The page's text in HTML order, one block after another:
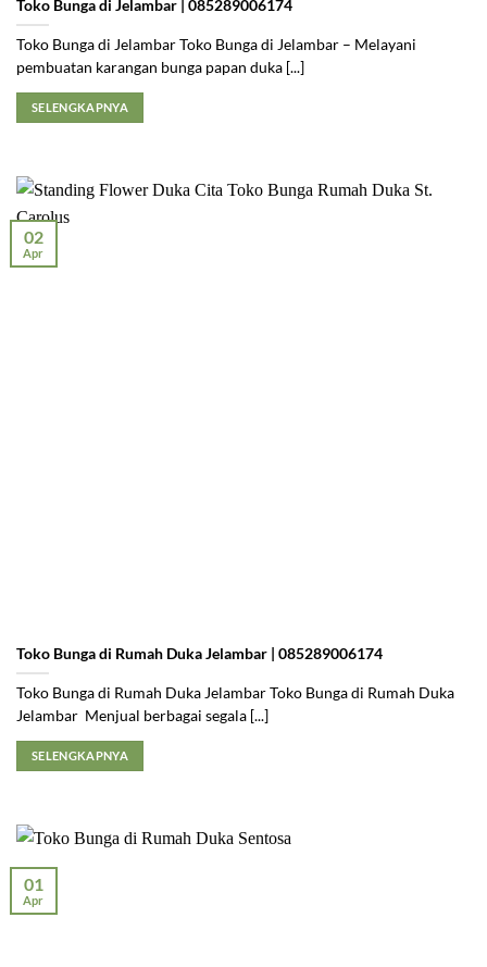
Toko Bunga di Jelambar | 085289006174
Toko Bunga di Jelambar Toko Bunga di Jelambar – Melayani
pembuatan karangan bunga papan duka [...]
SELENGKAPNYA
Toko Bunga di Rumah Duka Jelambar | 085289006174
Toko Bunga di Rumah Duka Jelambar Toko Bunga di Rumah Duka
Jelambar Menjual berbagai segala [...]
SELENGKAPNYA
02
Apr
01
Apr